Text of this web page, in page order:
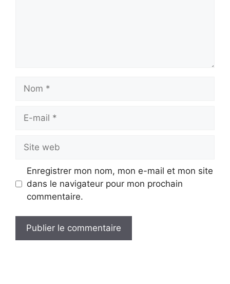
mail
web
Enregistrer mon nom, mon e-mail et mon site
dans le navigateur pour mon prochain
commentaire.